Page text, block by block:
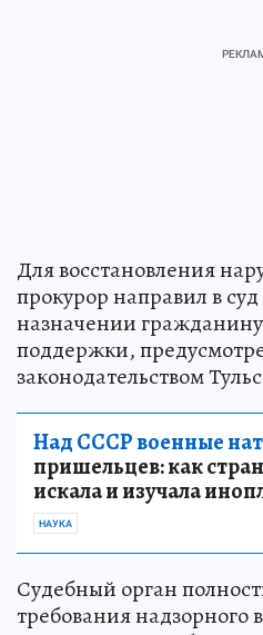
Для восстановления
прокурор направил в
назначении
поддержки,
законодательством
Над СССР военные
пришельцев: как
искала и изучала
НАУКА
Судебный орган
требования надзорного